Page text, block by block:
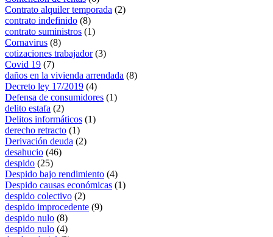
Contrato alquiler temporada (2)
contrato indefinido (8)
contrato suministros (1)
Cornavirus (8)
cotizaciones trabajador(3)
Covid 19 (7)
daños en la vivienda arrendada (8)
Decreto ley 17/2019 (4)
Defensa de consumidores (1)
delito estafa (2)
Delitos informáticos (1)
derecho retracto (1)
Derivación deuda (2)
desahucio (46)
despido (25)
Despido bajo rendimiento (4)
Despido causas económicas (1)
despido colectivo (2)
despido improcedente (9)
despido nulo (8)
despido nulo (4)